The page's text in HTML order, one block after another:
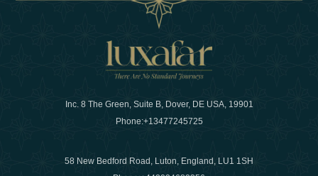
Inc. 8 The Green, Suite B, Dover, DE USA, 19901
Phone:+13477245725
58 New Bedford Road, Luton, England, LU1 1SH